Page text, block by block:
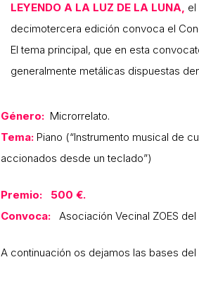
LEYENDO A LA LUZ DE LA LUNA, el
decimotercera edición convoca el
El tema principal, que en esta
generalmente metálicas dispuestas
Género: Microrrelato.
Tema: Piano (“Instrumento musical de
accionados desde un teclado”)
Premio: 500 €.
Convoca:
Asociación Vecinal ZOES
A continuación os dejamos las bases